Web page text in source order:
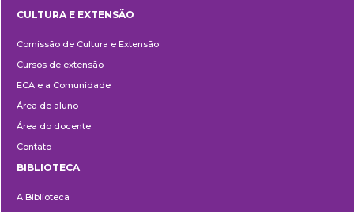
e
Extensão
CULTURA E EXTENSÃO
Comissão de Cultura e Extensão
Cursos de extensão
ECA e a Comunidade
Área de aluno
Área do docente
Contato
BIBLIOTECA
A Biblioteca